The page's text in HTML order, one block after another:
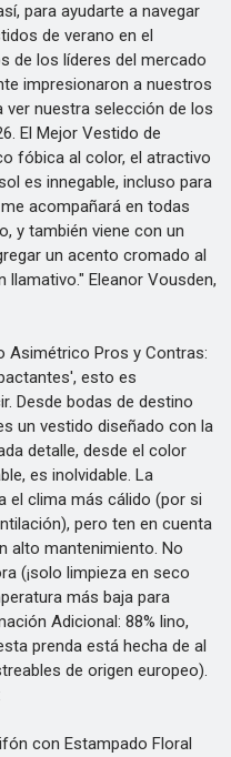
para ayudarte a navegar
de verano en el
de los líderes del mercado
impresionaron a nuestros
ver nuestra selección de los
El Mejor Vestido de
fóbica al color, el atractivo
es innegable, incluso para
acompañará en todas
y también viene con un
un acento cromado al
Eleanor Vousden,
Pros y Contras:
esto es
Desde bodas de destino
un vestido diseñado con la
detalle, desde el color
es inolvidable. La
el clima más cálido (por si
pero ten en cuenta
alto mantenimiento. No
(¡solo limpieza en seco
más baja para
Adicional: 88% lino,
prenda está hecha de al
de origen europeo).
con Estampado Floral